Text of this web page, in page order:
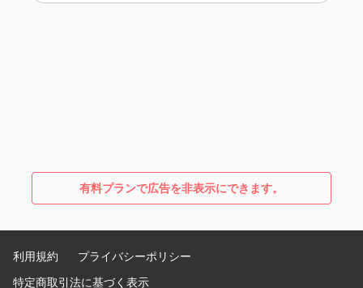
有料プランで広告を非表示にできます。
利用規約
プライバシーポリシー
特定商取引法に基づく表示